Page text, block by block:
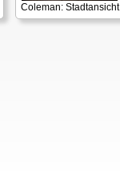
Coleman: Stadtansicht